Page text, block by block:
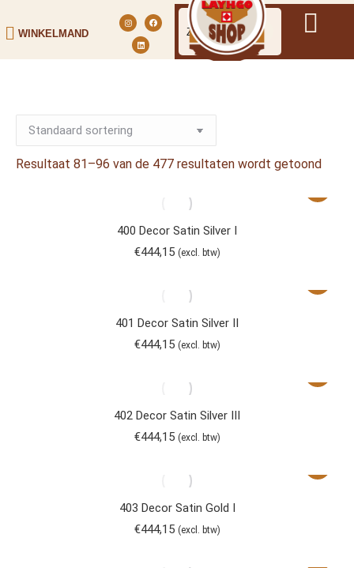
WINKELMAND
Resultaat 81–96 van de 477 resultaten wordt getoond
400 Decor Satin Silver I
€444,15 (excl. btw)
401 Decor Satin Silver II
€444,15 (excl. btw)
402 Decor Satin Silver III
€444,15 (excl. btw)
403 Decor Satin Gold I
€444,15 (excl. btw)